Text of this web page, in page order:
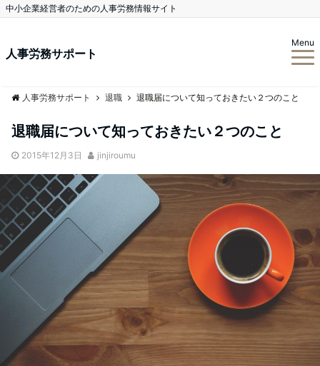
中小企業経営者のための人事労務情報サイト
人事労務サポート
Menu
人事労務サポート 退職 退職届について知っておきたい２つのこと
退職届について知っておきたい２つのこと
2015年12月3日 jinjiroumu